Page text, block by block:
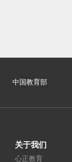
中国教育部
关于我们
心正教育